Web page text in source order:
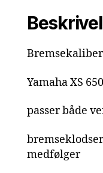
Bremsekaliber
Yamaha XS
passer både
medfølger